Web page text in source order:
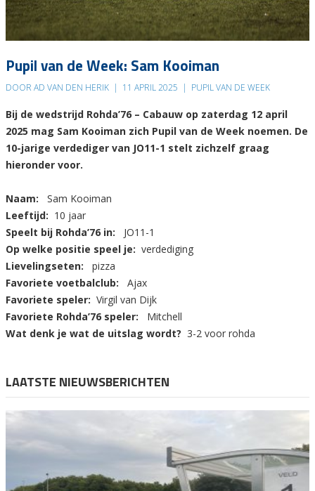
Pupil van de Week: Sam Kooiman
DOOR AD VAN DEN HERIK | 11 APRIL 2025 | PUPIL VAN DE WEEK
Bij de wedstrijd Rohda’76 – Cabauw op zaterdag 12 april
2025 mag Sam Kooiman zich Pupil van de Week noemen. De
10-jarige verdediger van JO11-1 stelt zichzelf graag
hieronder voor.
Naam:
Sam Kooiman
Leeftijd: 10 jaar
Speelt bij Rohda’76 in:
JO11-1
Op welke positie speel je: verdediging
Lievelingseten:
pizza
Favoriete voetbalclub:
Ajax
Favoriete speler: Virgil van Dijk
Favoriete Rohda’76 speler:
Mitchell
Wat denk je wat de uitslag wordt? 3-2 voor rohda
LAATSTE NIEUWSBERICHTEN